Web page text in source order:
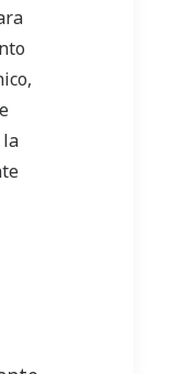
la